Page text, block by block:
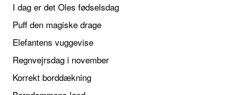
I dag er det Oles fødselsdag
Puff den magiske drage
Elefantens vuggevise
Regnvejrsdag i november
Korrekt borddækning